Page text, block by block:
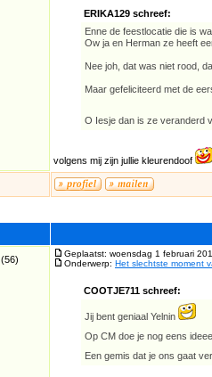
ERIKA129 schreef:
Enne de feestlocatie die is
Ow ja en Herman ze heeft
Nee joh, dat was niet rood,
Maar gefeliciteerd met de
O Iesje dan is ze veranderd
volgens mij zijn jullie kleurendoof
(56)
Geplaatst: woensdag 1 februari
Onderwerp: Het slechtste moment
COOTJE711 schreef:
Jij bent geniaal Yelnin
Op CM doe je nog eens
Een gemis dat je ons gaat